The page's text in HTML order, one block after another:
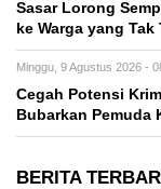
Sasar Lorong
ke Warga yang
Minggu, 9 Agustus 2026 -
Cegah Potensi
Bubarkan Pemuda
BERITA